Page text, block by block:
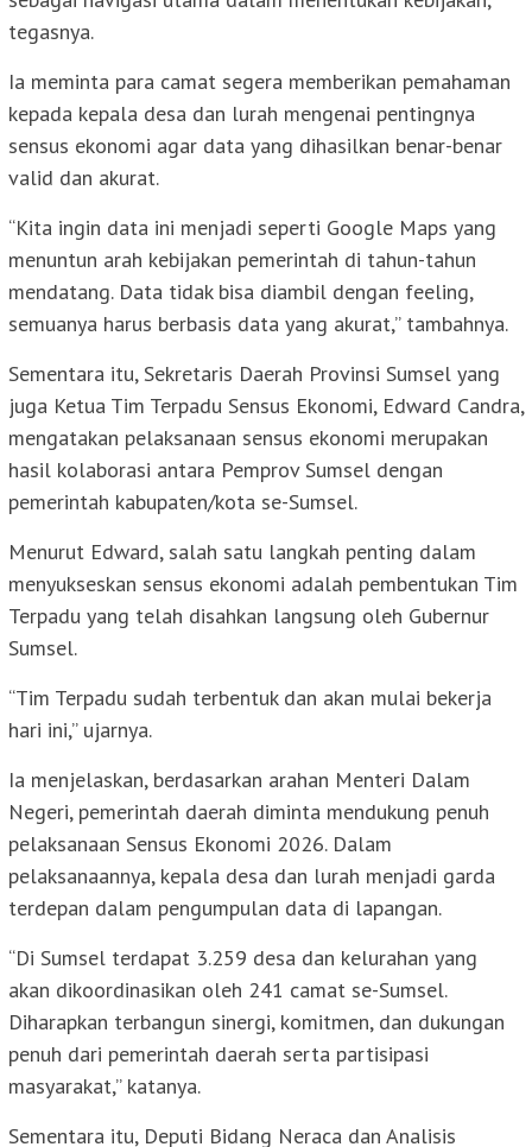
tegasnya.
Ia meminta para camat segera memberikan pemahaman
kepada kepala desa dan lurah mengenai pentingnya
sensus ekonomi agar data yang dihasilkan benar-benar
valid dan akurat.
“Kita ingin data ini menjadi seperti Google Maps yang
menuntun arah kebijakan pemerintah di tahun-tahun
mendatang. Data tidak bisa diambil dengan feeling,
semuanya harus berbasis data yang akurat,” tambahnya.
Sementara itu, Sekretaris Daerah Provinsi Sumsel yang
juga Ketua Tim Terpadu Sensus Ekonomi, Edward Candra,
mengatakan pelaksanaan sensus ekonomi merupakan
hasil kolaborasi antara Pemprov Sumsel dengan
pemerintah kabupaten/kota se-Sumsel.
Menurut Edward, salah satu langkah penting dalam
menyukseskan sensus ekonomi adalah pembentukan Tim
Terpadu yang telah disahkan langsung oleh Gubernur
Sumsel.
“Tim Terpadu sudah terbentuk dan akan mulai bekerja
hari ini,” ujarnya.
Ia menjelaskan, berdasarkan arahan Menteri Dalam
Negeri, pemerintah daerah diminta mendukung penuh
pelaksanaan Sensus Ekonomi 2026. Dalam
pelaksanaannya, kepala desa dan lurah menjadi garda
terdepan dalam pengumpulan data di lapangan.
“Di Sumsel terdapat 3.259 desa dan kelurahan yang
akan dikoordinasikan oleh 241 camat se-Sumsel.
Diharapkan terbangun sinergi, komitmen, dan dukungan
penuh dari pemerintah daerah serta partisipasi
masyarakat,” katanya.
Sementara itu, Deputi Bidang Neraca dan Analisis